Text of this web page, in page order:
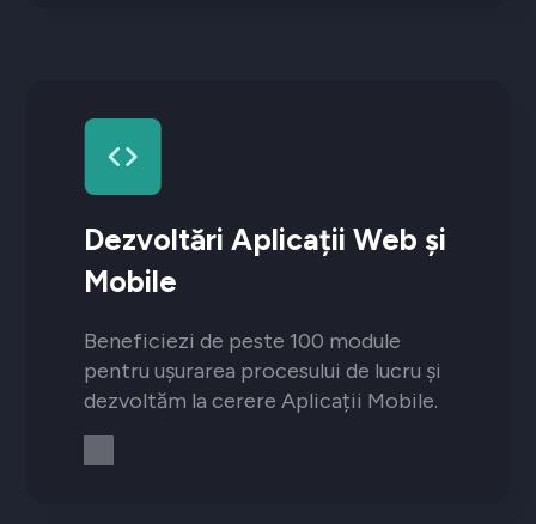
Dezvoltări Aplicații Web și
Mobile
Beneficiezi de peste 100 module
pentru ușurarea procesului de lucru și
dezvoltăm la cerere Aplicații Mobile.